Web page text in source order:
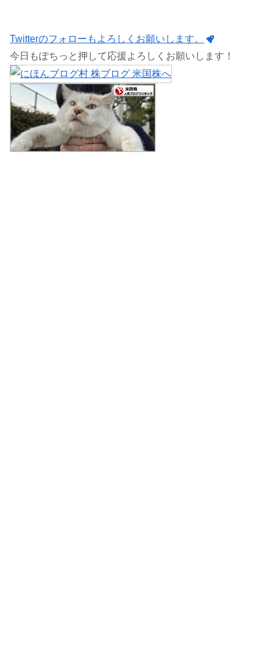
Twitterのフォローもよろしくお願いします。
今日もぽちっと押して応援よろしくお願いします！